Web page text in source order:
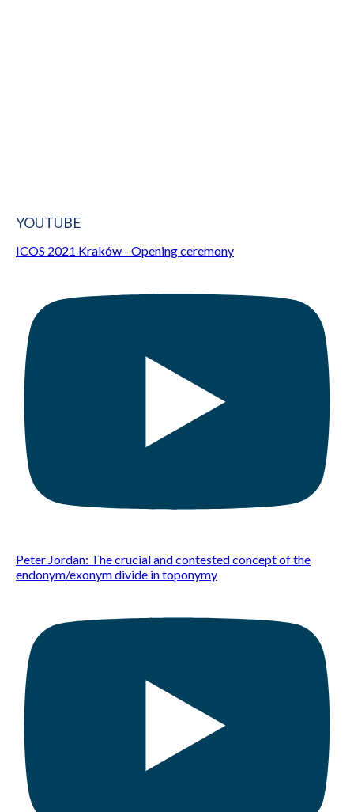
YOUTUBE
ICOS 2021 Kraków - Opening ceremony
Peter Jordan: The crucial and contested concept of the
endonym/exonym divide in toponymy